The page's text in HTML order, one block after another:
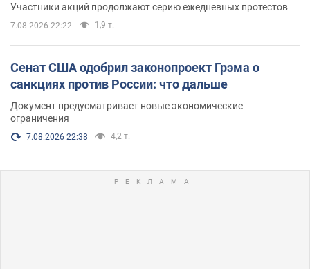
Участники акций продолжают серию ежедневных протестов
7.08.2026 22:22 1,9 т.
Сенат США одобрил законопроект Грэма о
санкциях против России: что дальше
Документ предусматривает новые экономические
ограничения
7.08.2026 22:38 4,2 т.